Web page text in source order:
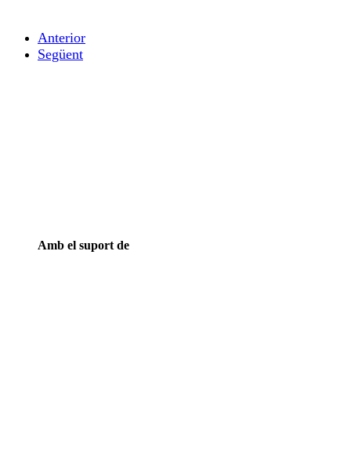
Anterior
Següent
Amb el suport de